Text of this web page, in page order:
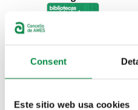
Consent
Este sitio web usa cookies